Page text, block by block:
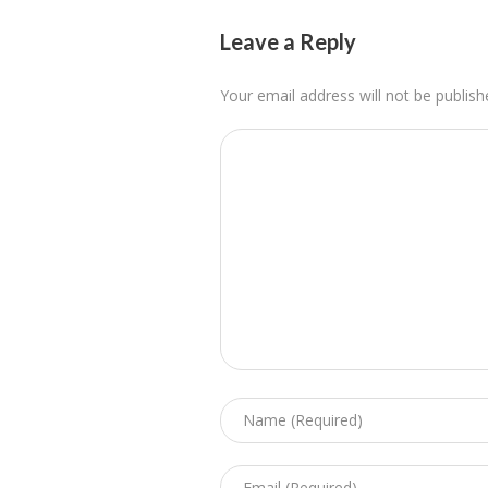
Leave a Reply
Your email address will not be